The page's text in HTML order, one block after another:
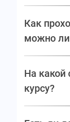
Как
можно ли
На какой
курсу?